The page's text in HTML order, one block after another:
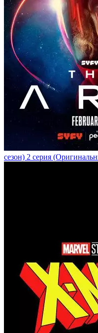
сезон) 2 серия